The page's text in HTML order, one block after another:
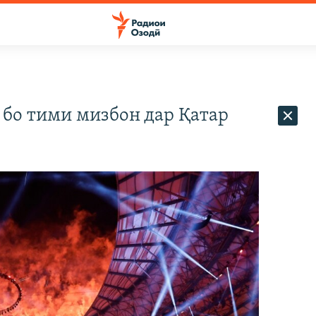
тими мизбон дар Қатар